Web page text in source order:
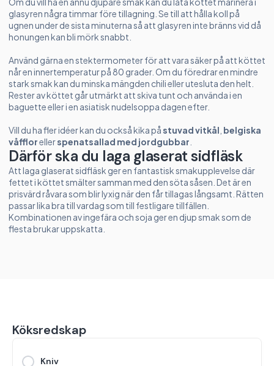
Därför ska du laga glaserat sidfläsk
Att laga glaserat sidfläsk ger en fantastisk smakupplevelse där
fettet i köttet smälter samman med den söta såsen. Det är en
prisvärd råvara som blir lyxig när den får tillagas långsamt. Rätten
passar lika bra till vardag som till festligare tillfällen.
Kombinationen av ingefära och soja ger en djup smak som de
flesta brukar uppskatta.
glasyren några timmar före tillagning. Se till att hålla koll på
ugnen under de sista minuterna så att glasyren inte bränns vid då
honungen kan bli mörk snabbt.
Använd gärna en stektermometer för att vara säker på att köttet
når en innertemperatur på 80 grader. Om du föredrar en mindre
stark smak kan du minska mängden chili eller utesluta den helt.
Rester av köttet går utmärkt att skiva tunt och använda i en
baguette eller i en asiatisk nudelsoppa dagen efter.
Vill du ha fler idéer kan du också kika på stuvad vitkål belgiska
våfflorellerspenatsallad med jordgubbar
Köksredskap
Kniv